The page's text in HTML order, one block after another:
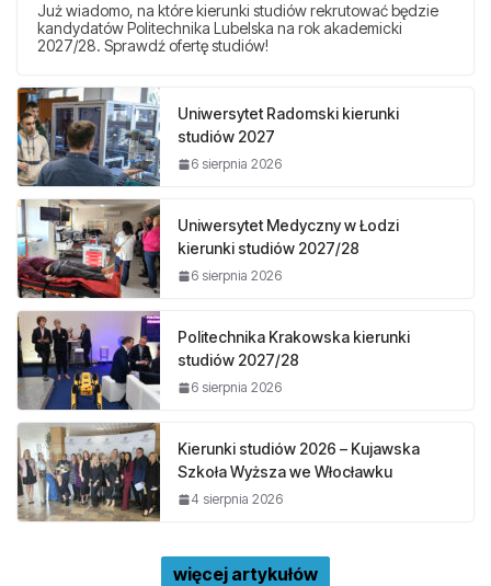
Już wiadomo, na które kierunki studiów rekrutować będzie
kandydatów Politechnika Lubelska na rok akademicki
2027/28. Sprawdź ofertę studiów!
Uniwersytet Radomski kierunki
studiów 2027
6 sierpnia 2026
Uniwersytet Medyczny w Łodzi
kierunki studiów 2027/28
6 sierpnia 2026
Politechnika Krakowska kierunki
studiów 2027/28
6 sierpnia 2026
Kierunki studiów 2026 – Kujawska
Szkoła Wyższa we Włocławku
4 sierpnia 2026
więcej artykułów